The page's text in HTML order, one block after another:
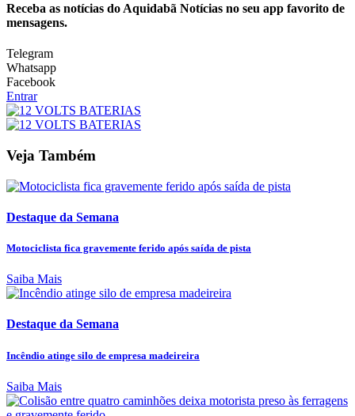
Receba as notícias do Aquidabã Notícias no seu app favorito de
mensagens.
Telegram
Whatsapp
Facebook
Entrar
Veja Também
Destaque da Semana
Motociclista fica gravemente ferido após saída de pista
Saiba Mais
Destaque da Semana
Incêndio atinge silo de empresa madeireira
Saiba Mais